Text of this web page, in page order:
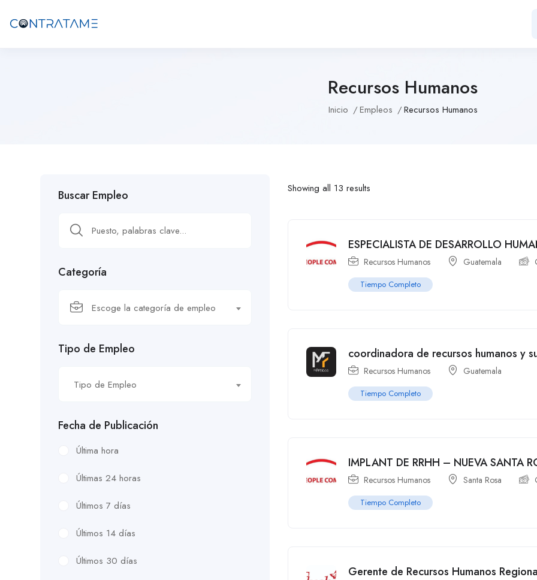
Recursos Humanos
Inicio Empleos Recursos Humanos
Buscar Empleo
Categoría
Escoge la categoría de empleo
Tipo de Empleo
Tipo de Empleo
Fecha de Publicación
Última hora
Últimas 24 horas
Últimos 7 días
Últimos 14 días
Últimos 30 días
Showing all 13 results
ESPECIALISTA DE DESARROLLO
Recursos Humanos Guatemala
Tiempo Completo
coordinadora de recursos humanos y
Recursos Humanos Guatemala
Tiempo Completo
IMPLANT DE RRHH – NUEVA SANTA
Recursos Humanos Santa Rosa
Tiempo Completo
Gerente de Recursos Humanos